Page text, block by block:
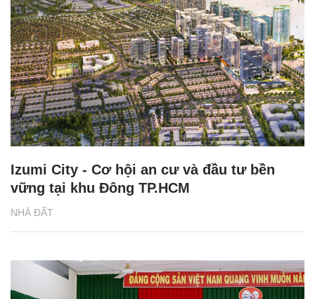
NHÀ ĐẤT
Izumi City - Cơ hội an cư và đầu tư bền
vững tại khu Đông TP.HCM